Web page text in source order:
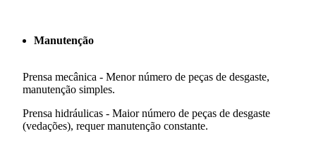
Manutenção
Prensa mecânica - Menor número de peças de desgaste,
manutenção simples.
Prensa hidráulicas - Maior número de peças de desgaste
(vedações), requer manutenção constante.